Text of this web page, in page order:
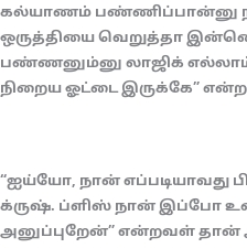
கல்யாணம் பண்ணிப்பான்னு
ஒருத்தியை வெறுத்தா
பண்ணனும்னு லாஜிக்
நிறைய ஓட்டை இருக்கே”
“ஐய்யோ, நான் எப்படியாவது
க்ருஷ். ப்ளிஸ் நான் இப்போ
அனுப்புறேன்” என்றவள் தான்